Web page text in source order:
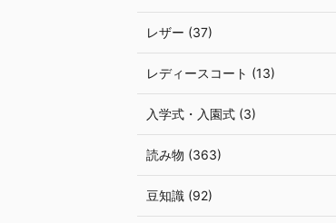
レザー (37)
レディースコート (13)
入学式・入園式 (3)
読み物 (363)
豆知識 (92)